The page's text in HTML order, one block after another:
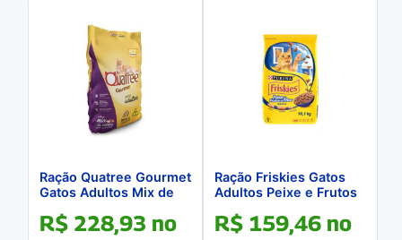
Ração Quatree Gourmet
Gatos Adultos Mix de
R$ 228,93 no
Ração Friskies Gatos
Adultos Peixe e Frutos
R$ 159,46 no